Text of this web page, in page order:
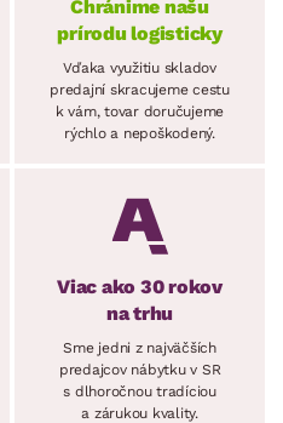
Chránime našu
prírodu logisticky
Vďaka využitiu skladov
predajní skracujeme cestu
k vám, tovar doručujeme
rýchlo a nepoškodený.
Viac ako 30 rokov
na trhu
Sme jedni z najväčších
predajcov nábytku v SR
s dlhoročnou tradíciou
a zárukou kvality.